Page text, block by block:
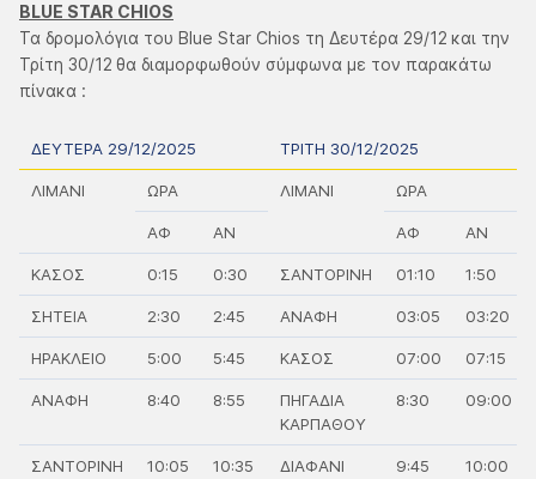
BLUE STAR CHIOS
Τα δρομολόγια του Blue Star Chios τη Δευτέρα 29/12 και την
Τρίτη 30/12 θα διαμορφωθούν σύμφωνα με τον παρακάτω
πίνακα :
ΔΕΥΤΕΡΑ 29/12/2025 ΤΡΙΤΗ 30/12/2025
ΛΙΜΑΝΙ ΩΡΑ ΛΙΜΑΝΙ ΩΡΑ
ΑΦ ΑΝ ΑΦ ΑΝ
ΚΑΣΟΣ 0:15 0:30 ΣΑΝΤΟΡΙΝΗ 01:10 1:50
ΣΗΤΕΙΑ 2:30 2:45 ΑΝΑΦΗ 03:05 03:20
ΗΡΑΚΛΕΙΟ 5:00 5:45 ΚΑΣΟΣ 07:00 07:15
ΑΝΑΦΗ 8:40 8:55
ΠΗΓΑΔΙΑ
ΚΑΡΠΑΘΟΥ
8:30 09:00
ΣΑΝΤΟΡΙΝΗ 10:05 10:35
ΔΙΑΦΑΝΙ
9:45 10:00